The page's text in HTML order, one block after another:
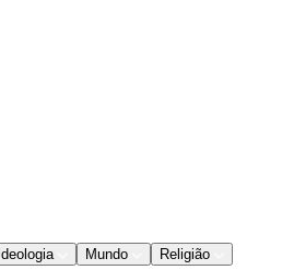
Ideologia Mundo
Religião